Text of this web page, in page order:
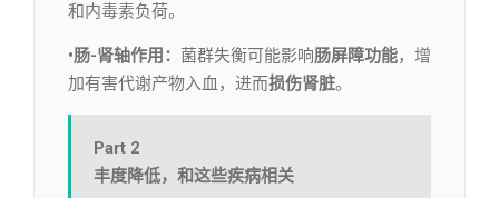
和内毒素负荷。
•肠-肾轴作用： 菌群失衡可能影响肠屏障功能，增
加有害代谢产物入血，进而损伤肾脏。
Part 2
丰度降低，和这些疾病相关